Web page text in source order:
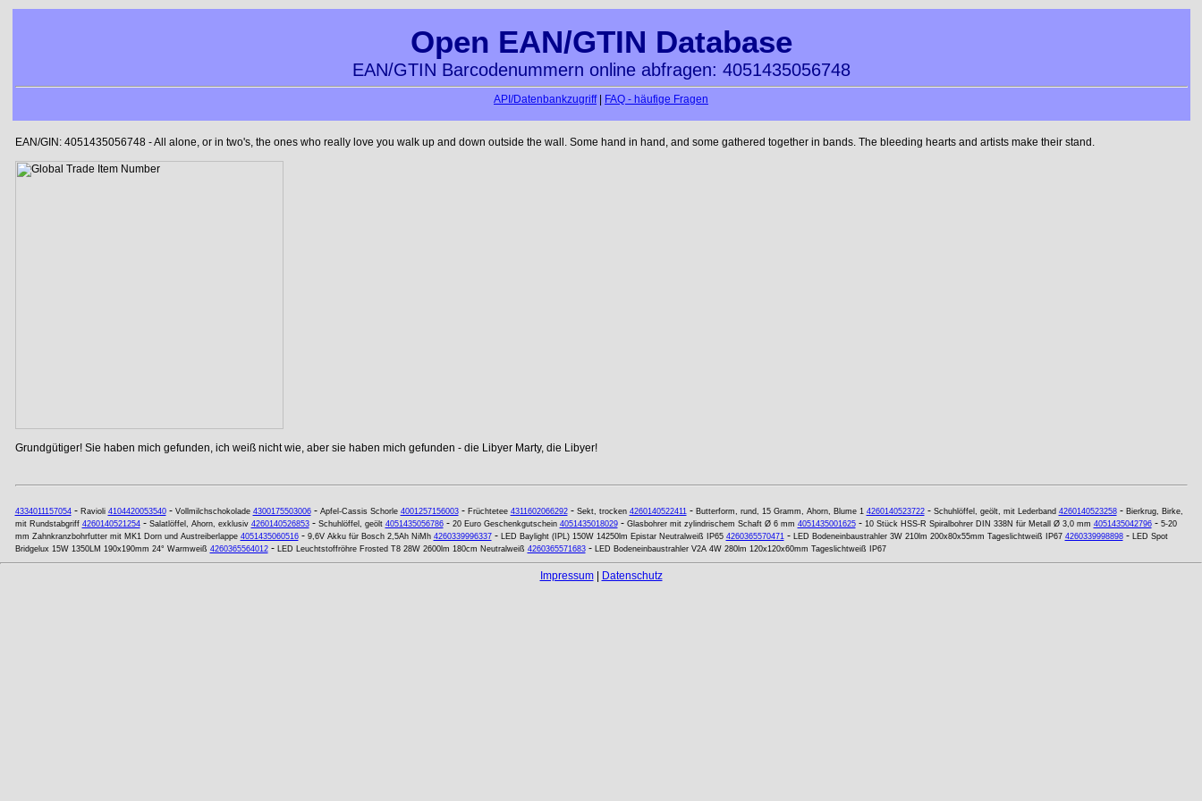
Open EAN/GTIN Database
EAN/GTIN Barcodenummern online abfragen: 4051435056748
API/Datenbankzugriff| FAQ - häufige Fragen
EAN/GIN: 4051435056748 - All alone, or in two's, the ones who really love you walk up and down outside the wall. Some hand in hand, and some gathered together in bands. The bleeding hearts and artists make their stand.
Grundgütiger! Sie haben mich gefunden, ich weiß nicht wie, aber sie haben mich gefunden - die Libyer Marty, die Libyer!
4334011157054- Ravioli 4104420053540- Vollmilchschokolade 4300175503006- Apfel-Cassis Schorle 4001257156003- Früchtetee 4311602066292- Sekt, trocken 4260140522411- Butterform, rund, 15 Gramm, Ahorn, Blume 1 4260140523722- Schuhlöffel, geölt, mit Lederband 4260140523258- Bierkrug, Birke,
mit Rundstabgriff 4260140521254- Salatlöffel, Ahorn, exklusiv 4260140526853- Schuhlöffel, geölt 4051435056786- 20 Euro Geschenkgutschein 4051435018029- Glasbohrer mit zylindrischem Schaft Ø 6 mm 4051435001625- 10 Stück HSS-R Spiralbohrer DIN 338N für Metall Ø 3,0 mm 4051435042796- 5-20
mm Zahnkranzbohrfutter mit MK1 Dorn und Austreiberlappe 4051435060516- 9,6V Akku für Bosch 2,5Ah NiMh 4260339996337- LED Baylight (IPL) 150W 14250lm Epistar Neutralweiß IP65 4260365570471- LED Bodeneinbaustrahler 3W 210lm 200x80x55mm Tageslichtweiß IP67 4260339998898- LED Spot
Bridgelux 15W 1350LM 190x190mm 24° Warmweiß 4260365564012- LED Leuchtstoffröhre Frosted T8 28W 2600lm 180cm Neutralweiß 4260365571683- LED Bodeneinbaustrahler V2A 4W 280lm 120x120x60mm Tageslichtweiß IP67
Impressum| Datenschutz